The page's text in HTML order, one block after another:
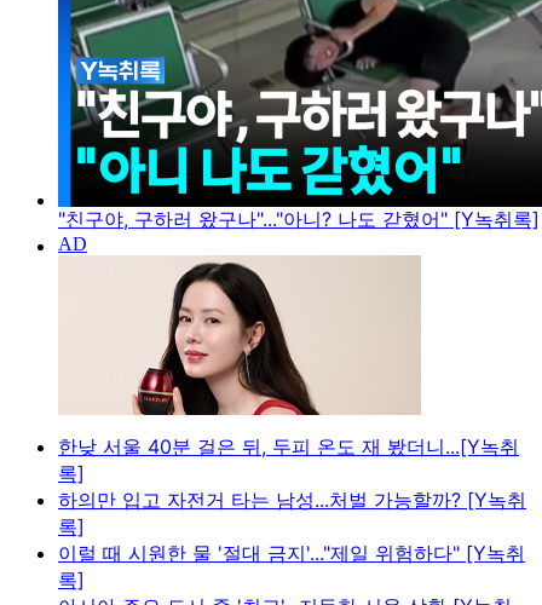
"친구야, 구하러 왔구나"..."아니? 나도 갇혔어" [Y녹취록]
한낮 서울 40분 걸은 뒤, 두피 온도 재 봤더니...[Y녹취
록]
하의만 입고 자전거 타는 남성...처벌 가능할까? [Y녹취
록]
이럴 때 시원한 물 '절대 금지'..."제일 위험하다" [Y녹취
록]